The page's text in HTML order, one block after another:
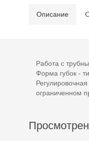
Описание
Работа с
Форма губок -
ограниченном